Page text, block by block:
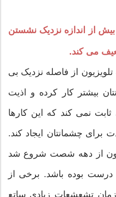
یا بیش از اندازه نزدیک نشستن
می کند.
از فاصله نزدیک بی
بیشتر کار کرده و اذیت
نمی کند که این کارها
برای چشمانتان ایجاد کند.
از دهه شصت شروع شد
بوده باشد. برخی از
تشعشعات زیادی ساتع